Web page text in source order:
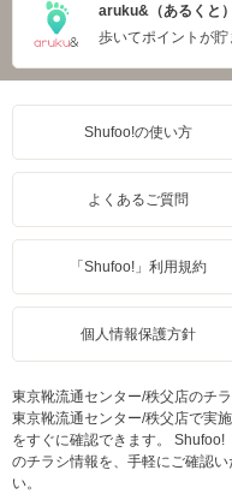
aruku&（あるくと）
歩いてポイントが貯
Shufoo!の使い方
よくあるご質問
「Shufoo!」利用規約
個人情報保護方針
東京靴流通センター/秩父店のチ
東京靴流通センター/秩父店で実
をすぐに確認できます。
のチラシ情報を、手軽にご確認
い。